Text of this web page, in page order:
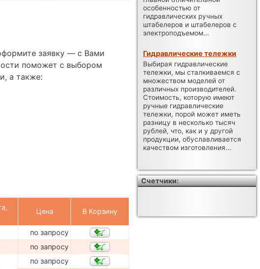
заявку — с Вами
поможет с выбором
а также:
Цена В Корзину
по запросу
по запросу
по запросу
особенностью от
гидравлических ручных
штабелеров и штабелеров с
электроподъемом...
Гидравлические тележки
Выбирая гидравлические
тележки, мы сталкиваемся с
множеством моделей от
различных производителей.
Стоимость, которую имеют
ручные гидравлические
тележки, порой может иметь
разницу в несколько тысяч
рублей, что, как и у другой
продукции, обуславливается
качеством изготовления...
Счетчики: